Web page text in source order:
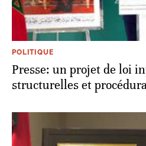
POLITIQUE
Presse: un projet de loi
structurelles et